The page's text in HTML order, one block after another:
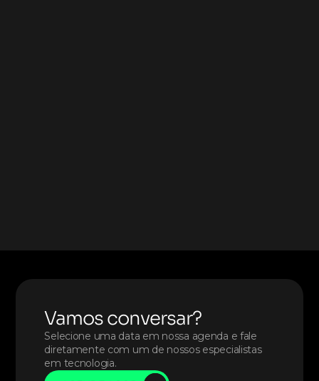
Vamos conversar?
Selecione uma data em nossa agenda e fale
diretamente com um de nossos especialistas
em tecnologia.
AGENDE AGORA